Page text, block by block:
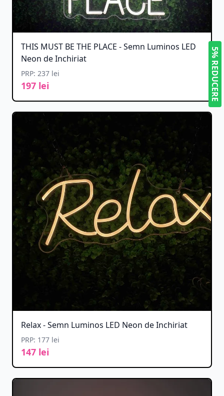
THIS MUST BE THE PLACE - Semn Luminos LED
Neon de Inchiriat
PRP: 237 lei
197 lei
Relax - Semn Luminos LED Neon de Inchiriat
PRP: 177 lei
147 lei
5% REDUCERE